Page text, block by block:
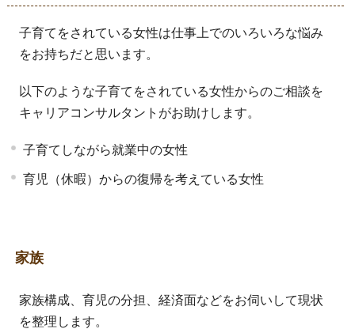
子育てをされている女性は仕事上でのいろいろな悩み
をお持ちだと思います。
以下のような子育てをされている女性からのご相談を
キャリアコンサルタントがお助けします。
子育てしながら就業中の女性
育児（休暇）からの復帰を考えている女性
家族
家族構成、育児の分担、経済面などをお伺いして現状
を整理します。